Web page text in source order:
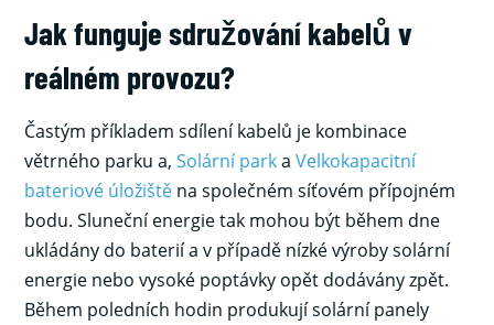
Jak funguje sdružování kabelů v
reálném provozu?
Častým příkladem sdílení kabelů je kombinace
větrného parku a,Solární parkaVelkokapacitní
bateriové úložiště na společném síťovém přípojném
bodu. Sluneční energie tak mohou být během dne
ukládány do baterií a v případě nízké výroby solární
energie nebo vysoké poptávky opět dodávány zpět.
Během poledních hodin produkují solární panely